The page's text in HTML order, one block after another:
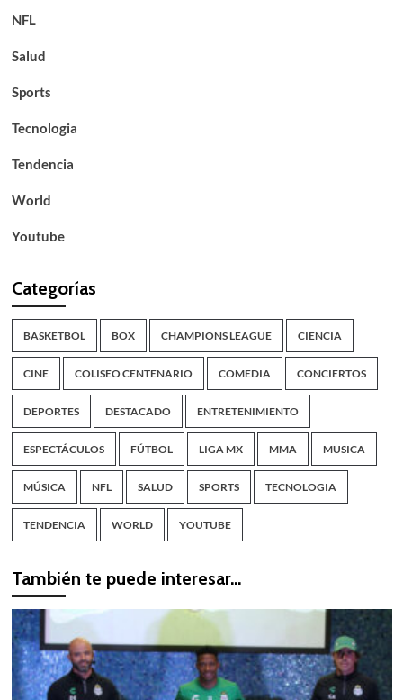
NFL
Salud
Sports
Tecnologia
Tendencia
World
Youtube
Categorías
BASKETBOL BOX CHAMPIONS LEAGUE CIENCIA
CINE COLISEO CENTENARIO COMEDIA CONCIERTOS
DEPORTES DESTACADO ENTRETENIMIENTO
ESPECTÁCULOS FÚTBOL LIGA MX MMA MUSICA
MÚSICA NFL SALUD SPORTS TECNOLOGIA
TENDENCIA WORLD YOUTUBE
También te puede interesar…